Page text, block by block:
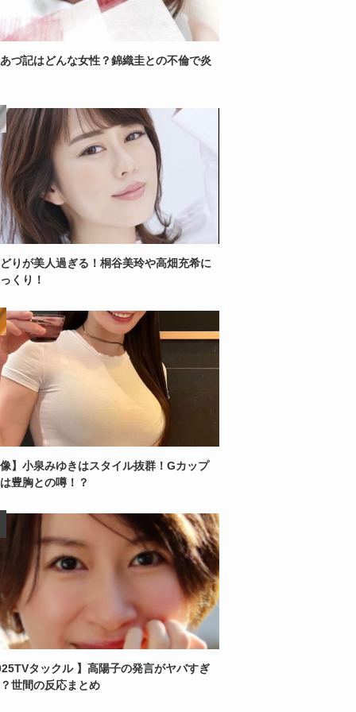
づ記はどんな女性？錦織圭との不倫で炎
りが美人過ぎる！桐谷美玲や高畑充希に
くり！
】小泉みゆきはスタイル抜群！Gカップ
豊胸との噂！？
タックル 】高陽子の発言がヤバすぎ
世間の反応まとめ